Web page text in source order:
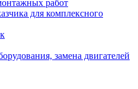
работ
для комплексного
замена двигателей